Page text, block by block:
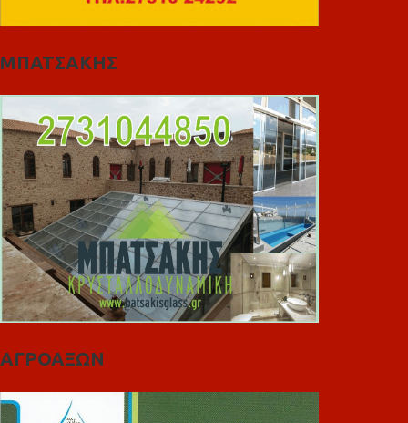
ΜΠΑΤΣΑΚΗΣ
ΑΓΡΟΑΞΩΝ